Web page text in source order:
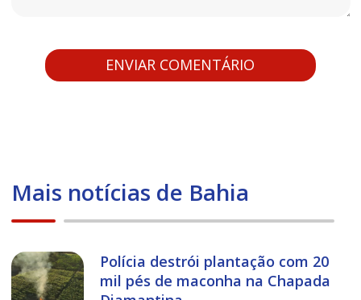
Mais notícias de Bahia
Polícia destrói plantação com 20
mil pés de maconha na Chapada